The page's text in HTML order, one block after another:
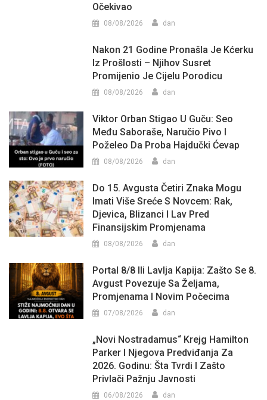
Očekivao
08/08/2026 dan
Nakon 21 Godine Pronašla Je Kćerku
Iz Prošlosti – Njihov Susret
Promijenio Je Cijelu Porodicu
08/08/2026 dan
Viktor Orban Stigao U Guču: Seo
Među Saboraše, Naručio Pivo I
Poželeo Da Proba Hajdučki Ćevap
08/08/2026 dan
Do 15. Avgusta Četiri Znaka Mogu
Imati Više Sreće S Novcem: Rak,
Djevica, Blizanci I Lav Pred
Finansijskim Promjenama
08/08/2026 dan
Portal 8/8 Ili Lavlja Kapija: Zašto Se 8.
Avgust Povezuje Sa Željama,
Promjenama I Novim Počecima
07/08/2026 dan
„Novi Nostradamus“ Krejg Hamilton
Parker I Njegova Predviđanja Za
2026. Godinu: Šta Tvrdi I Zašto
Privlači Pažnju Javnosti
06/08/2026 dan